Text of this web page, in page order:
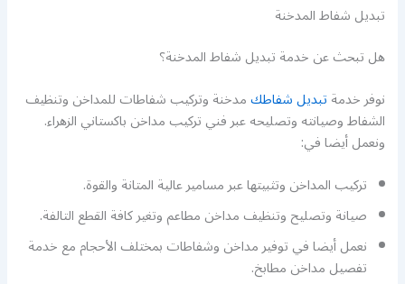
تبديل شفاط المدخنة
هل تبحث عن خدمة تبديل شفاط المدخنة؟
نوفر خدمةتبديل شفاطكمدخنة وتركيب شفاطات للمداخن وتنظيف
الشفاط وصيانته وتصليحه عبر فني تركيب مداخن باكستاني الزهراء.
ونعمل أيضا في:
تركيب المداخن وتثبيتها عبر مسامير عالية المتانة والقوة.
صيانة وتصليح وتنظيف مداخن مطاعم وتغير كافة القطع التالفة.
نعمل أيضا في توفير مداخن وشفاطات بمختلف الأحجام مع خدمة
تفصيل مداخن مطابخ.